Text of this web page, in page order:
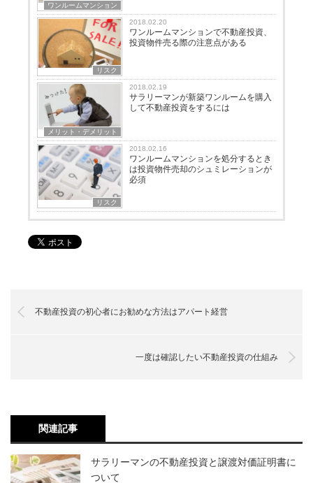
ワンルームマンション
リスク
2018.02.20
ワンルームマンションで不動産投資、
投資物件売る際の注意点がある
メリット・デメリット
2018.02.19
サラリーマンが新築ワンルームを購入
して不動産投資をするには
リスク
2018.02.16
ワンルームマンションを処分するとき
は投資物件売却のシュミレーションが
必須
不動産投資の初心者にお勧めな方法はアパート経営
一度は確認したい不動産投資の仕組み
関連記事
サラリーマンの不動産投資と譲渡対価証明書に
ついて